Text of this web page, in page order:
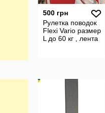
500 грн
Рулетка поводок
Flexi Vario размер
L до 60 кг , лента